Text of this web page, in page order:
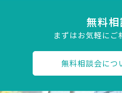
無料
まずはお気軽にご
無料相談会につ